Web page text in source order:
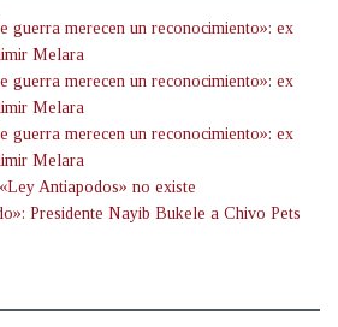
guerra merecen un reconocimiento»: ex
Melara
guerra merecen un reconocimiento»: ex
Melara
guerra merecen un reconocimiento»: ex
Melara
Antiapodos» no existe
Presidente Nayib Bukele a Chivo Pets